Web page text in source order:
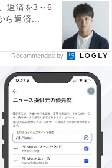
返済を3～6
ら返済...
Recommended by